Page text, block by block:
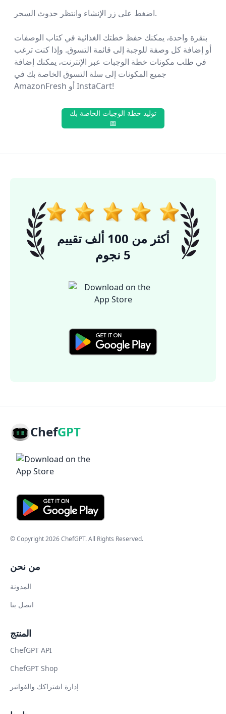
اضغط على زر الإنشاء وانتظر حدوث السحر.
بنقرة واحدة، يمكنك حفظ خطتك الغذائية في كتاب الوصفات
أو إضافة كل وصفة للوجبة إلى قائمة التسوق. وإذا كنت ترغب
في طلب مكونات خطة الوجبات عبر الإنترنت، يمكنك إضافة
جميع المكونات إلى سلة التسوق الخاصة بك في
AmazonFresh أو InstaCart!
توليد خطة الوجبات الخاصة بك
📅
أكثر من 100 ألف تقييم
5 نجوم
ChefGPT
© Copyright2026ChefGPT. All Rights Reserved.
من نحن
المدونة
اتصل بنا
المنتج
ChefGPT API
ChefGPT Shop
إدارة اشتراكك والفواتير